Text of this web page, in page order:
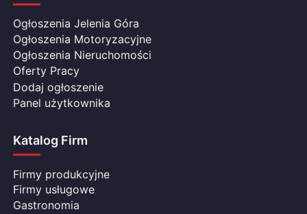
Ogłoszenia Jelenia Góra
Ogłoszenia Motoryzacyjne
Ogłoszenia Nieruchomości
Oferty Pracy
Dodaj ogłoszenie
Panel użytkownika
Katalog Firm
Firmy produkcyjne
Firmy usługowe
Gastronomia